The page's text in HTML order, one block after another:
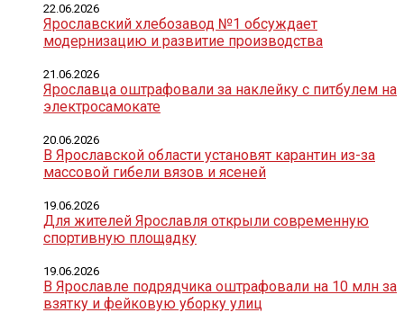
Ярославский хлебозавод №1 обсуждает
модернизацию и развитие производства
22.06.2026
Ярославца оштрафовали за наклейку с питбулем на
электросамокате
21.06.2026
В Ярославской области установят карантин из-за
массовой гибели вязов и ясеней
20.06.2026
Для жителей Ярославля открыли современную
спортивную площадку
19.06.2026
В Ярославле подрядчика оштрафовали на 10 млн за
взятку и фейковую уборку улиц
19.06.2026